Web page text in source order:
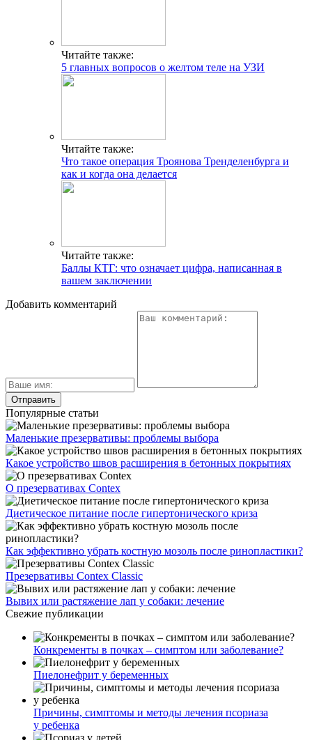
Читайте также:
5 главных вопросов о желтом теле на УЗИ
Читайте также:
Что такое операция Троянова Тренделенбурга и
как и когда она делается
Читайте также:
Баллы КТГ: что означает цифра, написанная в
вашем заключении
Добавить комментарий
Популярные статьи
Маленькие презервативы: проблемы выбора
Какое устройство швов расширения в бетонных покрытиях
О презервативах Contex
Диетическое питание после гипертонического криза
Как эффективно убрать костную мозоль после ринопластики?
Презервативы Contex Classic
Вывих или растяжение лап у собаки: лечение
Свежие публикации
Конкременты в почках – симптом или заболевание?
Пиелонефрит у беременных
Причины, симптомы и методы лечения псориаза
у ребенка